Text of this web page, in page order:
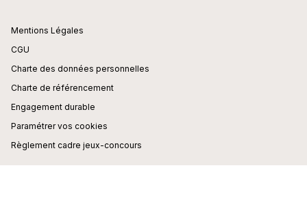
Mentions Légales
CGU
Charte des données personnelles
Charte de référencement
Engagement durable
Paramétrer vos cookies
Règlement cadre jeux-concours